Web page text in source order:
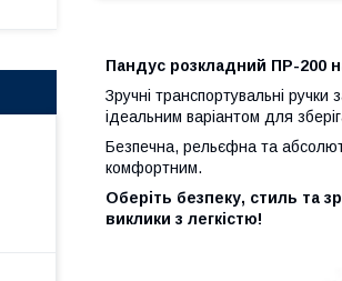
Пандус розкладний ПР-200
Зручні транспортувальні ручки
ідеальним варіантом для
Безпечна, рельєфна та
комфортним.
Оберіть безпеку, стиль та
виклики з легкістю!